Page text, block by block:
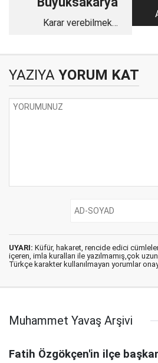
Karar verebilmek
YAZIYA YORUM KAT
UYARI: Küfür, hakaret, rencide edici
içeren, imla kuralları ile yazılmamış,çok
Türkçe karakter kullanılmayan yorumlar
Muhammet Yavaş Arşivi
Fatih Özgökçen'in ilçe